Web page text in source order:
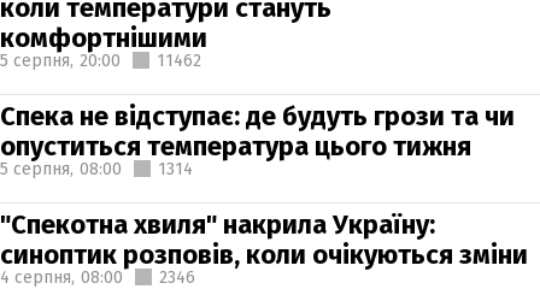
коли температури стануть
комфортнішими
5 серпня, 20:00 11462
Спека не відступає: де будуть грози та чи
опуститься температура цього тижня
5 серпня, 08:00 1314
"Спекотна хвиля" накрила Україну:
синоптик розповів, коли очікуються зміни
4 серпня, 08:00 2346